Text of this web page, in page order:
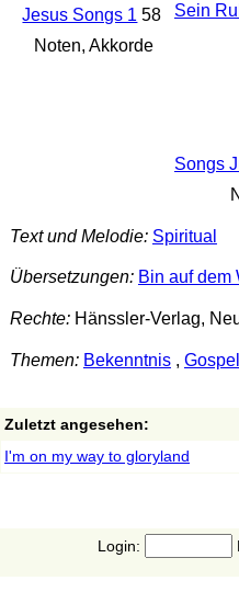
Jesus Songs 1 58
Noten, Akkorde
Sein
Songs
Text und Melodie: Spiritual
Übersetzungen: Bin auf dem
Rechte:Hänssler-Verlag,
Themen: Bekenntnis,
Zuletzt angesehen:
I'm on my way to gloryland
Login: